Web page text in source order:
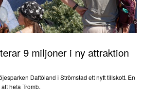
9 miljoner i ny attraktion
Daftöland i Strömstad ett nytt tillskott. En
heta Tromb.